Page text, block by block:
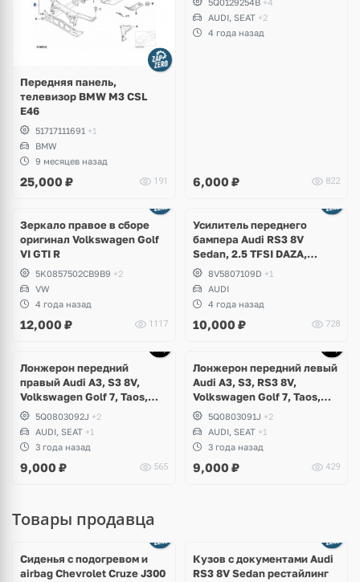
Передняя панель,
телевизор BMW M3 CSL
E46
51717111691 +1
BMW
9 месяцев назад
25,000 ₽ 191
AUDI, SEAT +2
4 года назад
6,000 ₽ 822
Зеркало правое в сборе
оригинал Volkswagen Golf
VI GTI R
5K0857502CB9B9 +2
VW
4 года назад
12,000 ₽ 1117
Усилитель переднего
бампера Audi RS3 8V
Sedan, 2.5 TFSI DAZA,
DNWA8V5807109D +1
AUDI
4 года назад
10,000 ₽ 728
Лонжерон передний
правый Audi A3, S3 8V,
Volkswagen Golf 7, Taos,
Seat Leon
5Q0803092J +2
AUDI, SEAT +1
3 года назад
9,000 ₽ 565
Лонжерон передний левый
Audi A3, S3, RS3 8V,
Volkswagen Golf 7, Taos,
Seat Leon
5Q0803091J +2
AUDI, SEAT +1
3 года назад
9,000 ₽ 429
Товары продавца
Сиденья с подогревом и
airbag Chevrolet Cruze J300
Кузов с документами Audi
RS3 8V Sedan рестайлинг